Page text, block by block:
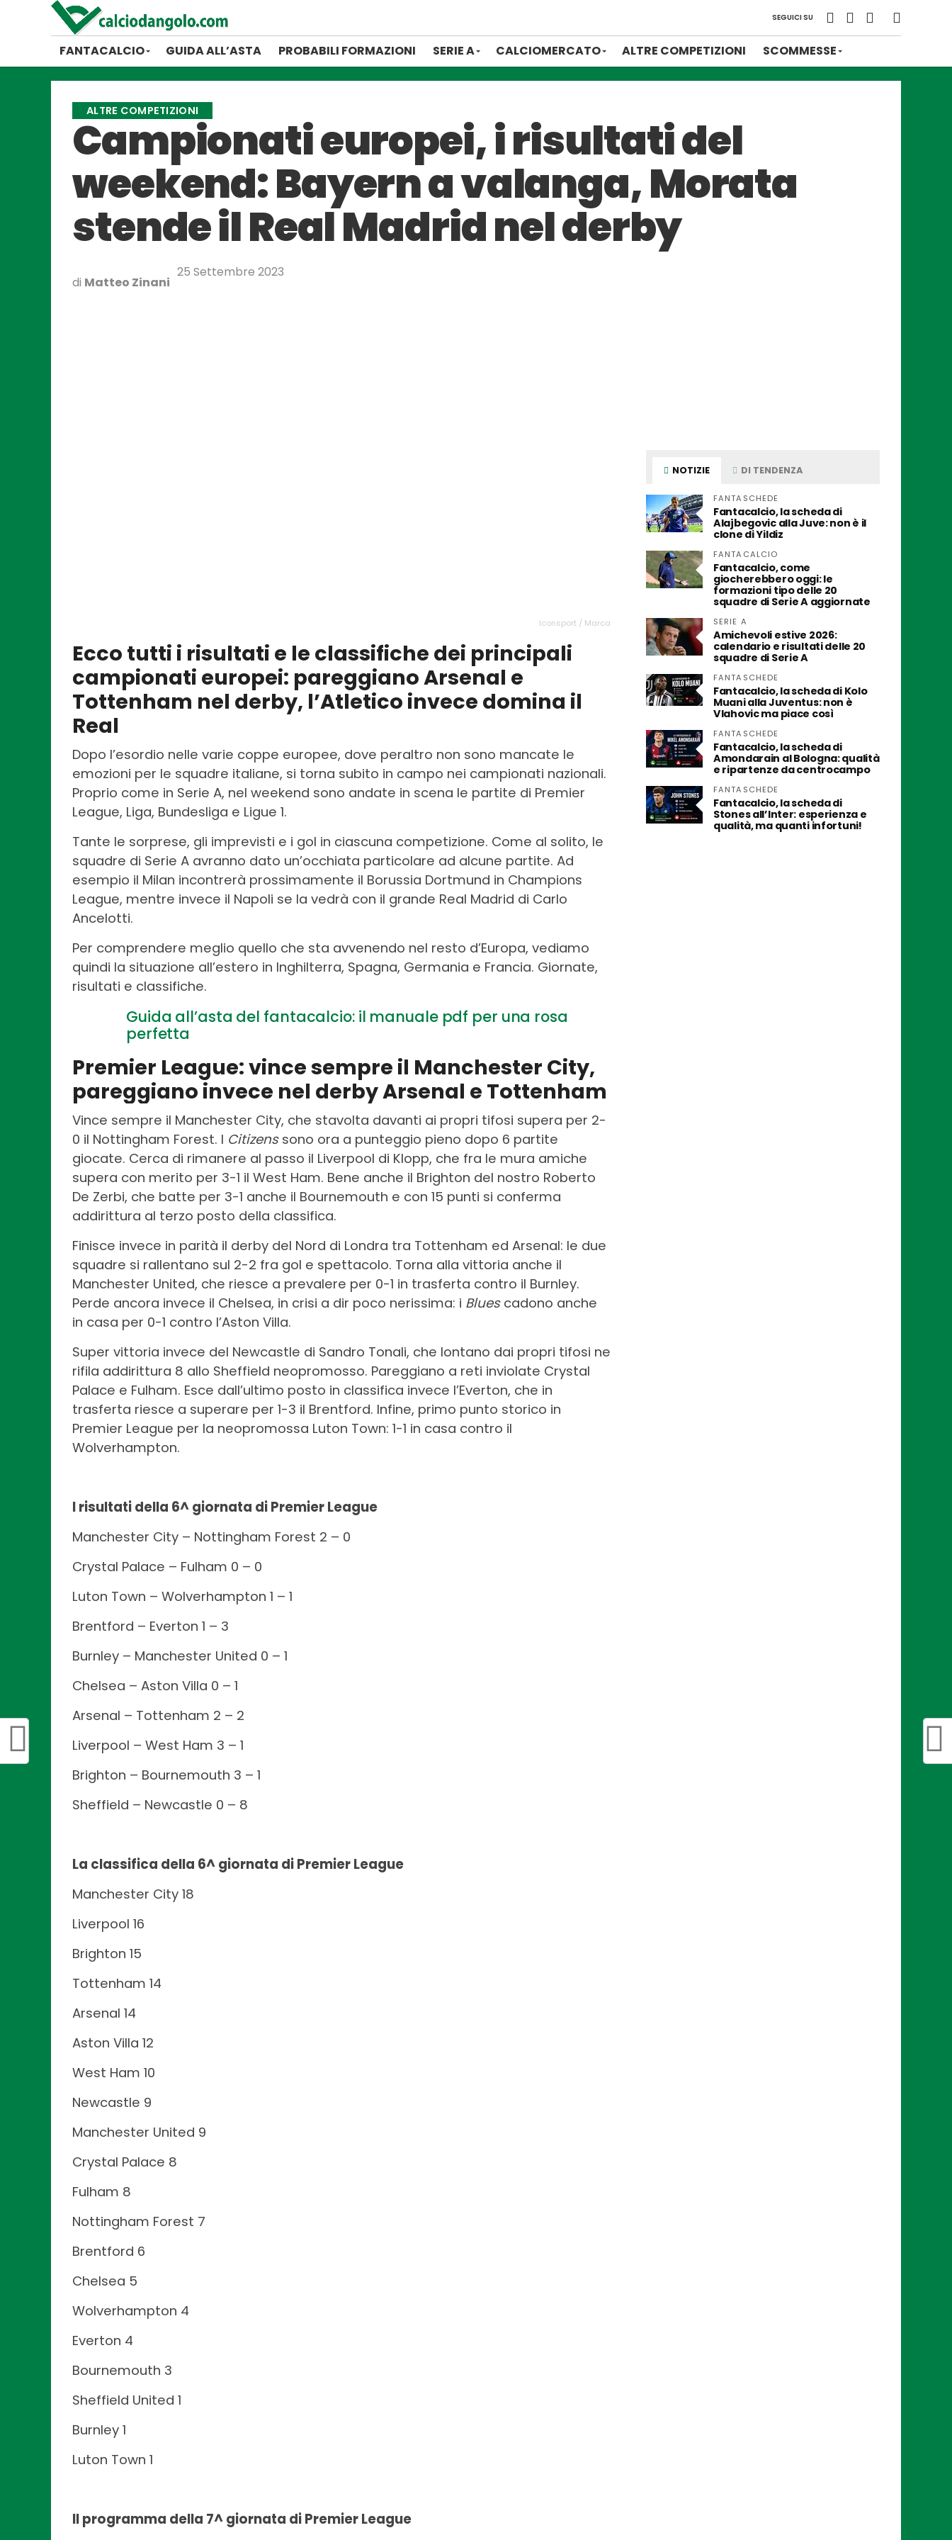
SEGUICI SU
FANTACALCIO GUIDA ALL’ASTA PROBABILI FORMAZIONI SERIE A CALCIOMERCATO ALTRE COMPETIZIONI SCOMMESSE
ALTRE COMPETIZIONI
Campionati europei, i risultati del
weekend: Bayern a valanga, Morata
stende il Real Madrid nel derby
di Matteo Zinani
25 Settembre 2023
Iconsport / Marca
Ecco tutti i risultati e le classifiche dei principali
campionati europei: pareggiano Arsenal e
Tottenham nel derby, l’Atletico invece domina il
Real
Dopo l’esordio nelle varie coppe europee, dove peraltro non sono mancate le
emozioni per le squadre italiane, si torna subito in campo nei campionati nazionali.
Proprio come in Serie A, nel weekend sono andate in scena le partite di Premier
League, Liga, Bundesliga e Ligue 1.
Tante le sorprese, gli imprevisti e i gol in ciascuna competizione. Come al solito, le
squadre di Serie A avranno dato un’occhiata particolare ad alcune partite. Ad
esempio il Milan incontrerà prossimamente il Borussia Dortmund in Champions
League, mentre invece il Napoli se la vedrà con il grande Real Madrid di Carlo
Ancelotti.
Per comprendere meglio quello che sta avvenendo nel resto d’Europa, vediamo
quindi la situazione all’estero in Inghilterra, Spagna, Germania e Francia. Giornate,
risultati e classifiche.
Guida all’asta del fantacalcio: il manuale pdf per una rosa
perfetta
Premier League: vince sempre il Manchester City,
pareggiano invece nel derby Arsenal e Tottenham
Vince sempre il Manchester City, che stavolta davanti ai propri tifosi supera per 2-
0 il Nottingham Forest. I Citizenssono ora a punteggio pieno dopo 6 partite
giocate. Cerca di rimanere al passo il Liverpool di Klopp, che fra le mura amiche
supera con merito per 3-1 il West Ham. Bene anche il Brighton del nostro Roberto
De Zerbi, che batte per 3-1 anche il Bournemouth e con 15 punti si conferma
addirittura al terzo posto della classifica.
Finisce invece in parità il derby del Nord di Londra tra Tottenham ed Arsenal: le due
squadre si rallentano sul 2-2 fra gol e spettacolo. Torna alla vittoria anche il
Manchester United, che riesce a prevalere per 0-1 in trasferta contro il Burnley.
Perde ancora invece il Chelsea, in crisi a dir poco nerissima: i Bluescadono anche
in casa per 0-1 contro l’Aston Villa.
Super vittoria invece del Newcastle di Sandro Tonali, che lontano dai propri tifosi ne
rifila addirittura 8 allo Sheffield neopromosso. Pareggiano a reti inviolate Crystal
Palace e Fulham. Esce dall’ultimo posto in classifica invece l’Everton, che in
trasferta riesce a superare per 1-3 il Brentford. Infine, primo punto storico in
Premier League per la neopromossa Luton Town: 1-1 in casa contro il
Wolverhampton.
I risultati della 6^ giornata di Premier League
Manchester City – Nottingham Forest 2 – 0
Crystal Palace – Fulham 0 – 0
Luton Town – Wolverhampton 1 – 1
Brentford – Everton 1 – 3
Burnley – Manchester United 0 – 1
Chelsea – Aston Villa 0 – 1
Arsenal – Tottenham 2 – 2
Liverpool – West Ham 3 – 1
Brighton – Bournemouth 3 – 1
Sheffield – Newcastle 0 – 8
La classifica della 6^ giornata di Premier League
Manchester City 18
Liverpool 16
Brighton 15
Tottenham 14
Arsenal 14
Aston Villa 12
West Ham 10
Newcastle 9
Manchester United 9
Crystal Palace 8
Fulham 8
Nottingham Forest 7
Brentford 6
Chelsea 5
Wolverhampton 4
Everton 4
Bournemouth 3
Sheffield United 1
Burnley 1
Luton Town 1
Il programma della 7^ giornata di Premier League
NOTIZIE DI TENDENZA
FANTASCHEDE
Fantacalcio, la scheda di
Alajbegovic alla Juve: non è il
clone di Yildiz
FANTACALCIO
Fantacalcio, come
giocherebbero oggi: le
formazioni tipo delle 20
squadre di Serie A aggiornate
SERIE A
Amichevoli estive 2026:
calendario e risultati delle 20
squadre di Serie A
FANTASCHEDE
Fantacalcio, la scheda di Kolo
Muani alla Juventus: non è
Vlahovic ma piace così
FANTASCHEDE
Fantacalcio, la scheda di
Amondarain al Bologna: qualità
e ripartenze da centrocampo
FANTASCHEDE
Fantacalcio, la scheda di
Stones all’Inter: esperienza e
qualità, ma quanti infortuni!